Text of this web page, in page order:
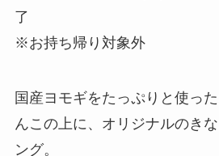
了
※お持ち帰り対象外
国産ヨモギをたっぷりと使っ
んこの上に、オリジナルのき
ング。